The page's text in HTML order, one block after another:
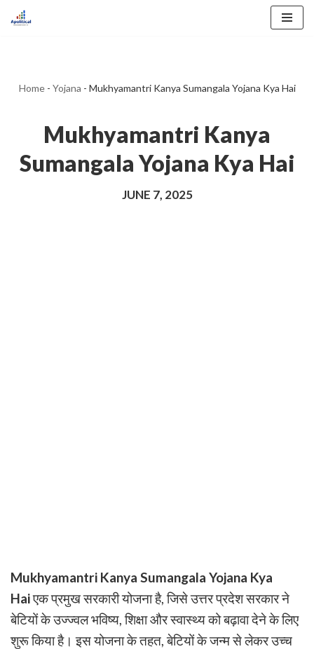
content
Home- Yojana - Mukhyamantri Kanya Sumangala Yojana Kya Hai
Mukhyamantri Kanya
Sumangala Yojana Kya Hai
JUNE 7, 2025
Mukhyamantri Kanya Sumangala Yojana Kya
Haiएक प्रमुख सरकारी योजना है, जिसे उत्तर प्रदेश सरकार ने
बेटियों के उज्ज्वल भविष्य, शिक्षा और स्वास्थ्य को बढ़ावा देने के लिए
शुरू किया है। इस योजना के तहत, बेटियों के जन्म से लेकर उच्च